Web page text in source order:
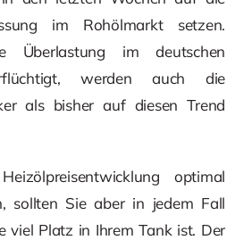
im Rohölmarkt setzen.
Überlastung im deutschen
werden auch die
als bisher auf diesen Trend
optimal
sollten Sie aber in jedem Fall
viel Platz in Ihrem Tank ist. Der